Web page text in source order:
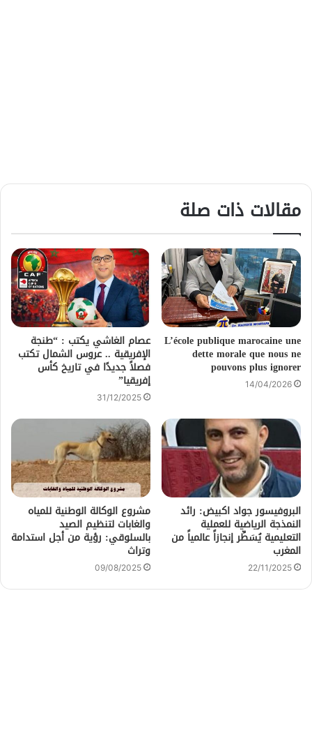
مقالات ذات صلة
L’école publique marocaine une
dette morale que nous ne
pouvons plus ignorer
14/04/2026
عصام الغاشي يكتب : “طنجة
الإفريقية .. عروس الشمال تكتب
فصلاً جديدًا في تاريخ كأس
إفريقيا”
31/12/2025
البروفيسور جواد اكبيض: رائد
النمذجة الرياضية للعملية
التعليمية يُسَطِّر إنجازاً عالمياً من
المغرب
22/11/2025
مشروع الوكالة الوطنية للمياه
والغابات لتنظيم الصيد
بالسلوقي: رؤية من أجل استدامة
وتراث
09/08/2025